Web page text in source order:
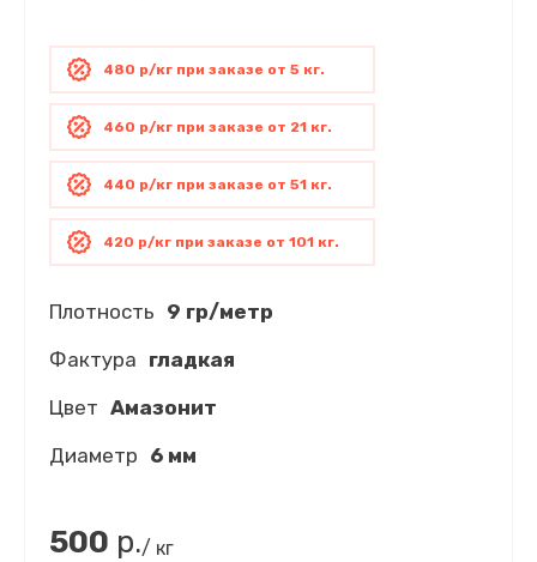
480 р/кг при заказе от 5 кг.
460 р/кг при заказе от 21 кг.
440 р/кг при заказе от 51 кг.
420 р/кг при заказе от 101 кг.
Плотность 9 гр/метр
Фактура гладкая
Цвет Амазонит
Диаметр 6 мм
500 р./ кг